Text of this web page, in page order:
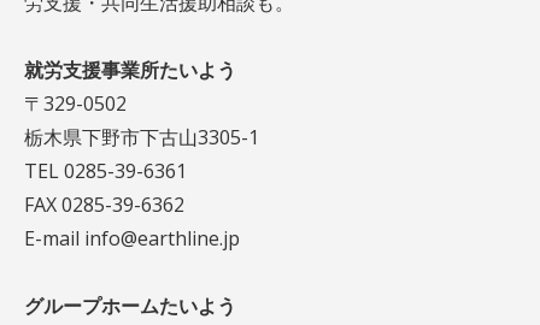
就労支援事業所たいよう
〒329-0502
栃木県下野市下古山3305-1
TEL 0285-39-6361
FAX 0285-39-6362
E-mail info@earthline.jp
グループホームたいよう